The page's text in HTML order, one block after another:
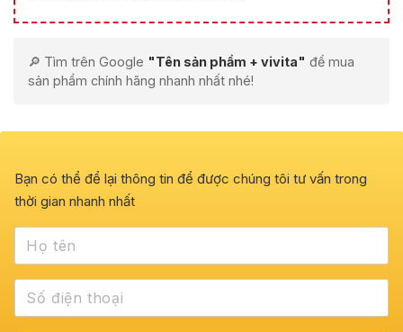
🔎 Tìm trên Google "Tên sản phẩm + vivita" để mua
sản phẩm chính hãng nhanh nhất nhé!
Bạn có thể để lại thông tin để được chúng tôi tư vấn trong
thời gian nhanh nhất